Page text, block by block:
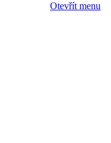
Otevřít menu